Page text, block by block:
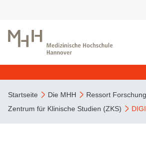
Startseite Die MHH
Ressort
Zentrum für Klinische Studien (ZKS)